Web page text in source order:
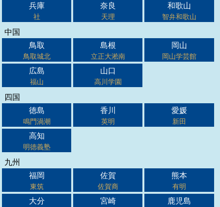
兵庫
社
奈良
天理
和歌山
智弁和歌山
中国
鳥取
鳥取城北
島根
立正大淞南
岡山
岡山学芸館
広島
福山
山口
高川学園
四国
徳島
鳴門渦潮
香川
英明
愛媛
新田
高知
明徳義塾
九州
福岡
東筑
佐賀
佐賀商
熊本
有明
大分 宮崎 鹿児島